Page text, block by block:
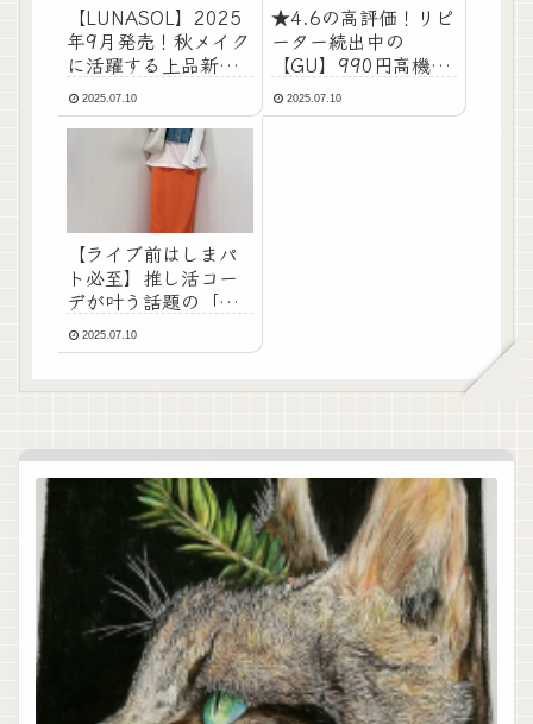
【LUNASOL】2025
年9月発売！秋メイク
に活躍する上品新作
コスメをレポ
2025.07.10
★4.6の高評価！リピ
ーター続出中の
【GU】990円高機能
Tシャツ
2025.07.10
【ライブ前はしまパ
ト必至】推し活コー
デが叶う話題の「カ
ラースカート」って
何！？
2025.07.10